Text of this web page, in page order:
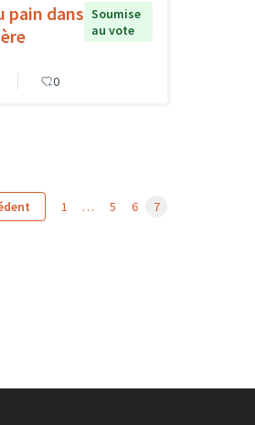
pain dans Soumise
au vote
0
1 … 5 6 7